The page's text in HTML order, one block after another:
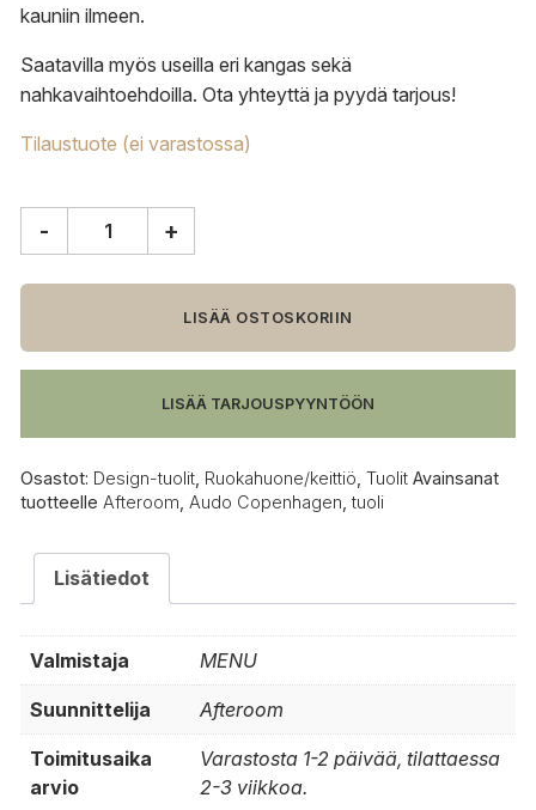
kauniin ilmeen.
Saatavilla myös useilla eri kangas sekä
nahkavaihtoehdoilla. Ota yhteyttä ja pyydä tarjous!
Tilaustuote (ei varastossa)
Afteroom
määrä
- +
LISÄÄ OSTOSKORIIN
LISÄÄ TARJOUSPYYNTÖÖN
Osastot: Design-tuolit Ruokahuone/keittiö Tuolit Avainsanat
tuotteelle Afteroom Audo Copenhagen ,tuoli
Lisätiedot
Valmistaja MENU
Suunnittelija Afteroom
Toimitusaika
arvio
Varastosta 1-2 päivää, tilattaessa
2-3 viikkoa.